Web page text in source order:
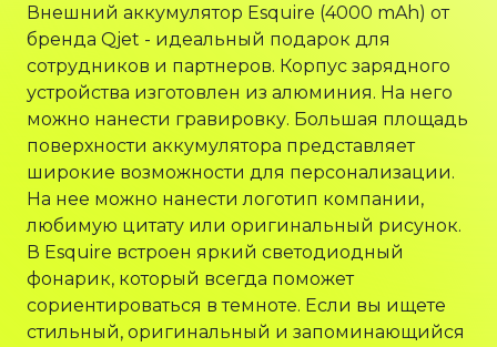
Внешний аккумулятор Esquire (4000 mAh) от
бренда Qjet - идеальный подарок для
сотрудников и партнеров. Корпус зарядного
устройства изготовлен из алюминия. На него
можно нанести гравировку. Большая площадь
поверхности аккумулятора представляет
широкие возможности для персонализации.
На нее можно нанести логотип компании,
любимую цитату или оригинальный рисунок.
В Esquire встроен яркий светодиодный
фонарик, который всегда поможет
сориентироваться в темноте. Если вы ищете
стильный, оригинальный и запоминающийся